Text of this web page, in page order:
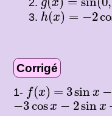
g x
h(x) = −2
h(x)= 2cos(
Corrigé
1- f(x)
f(x =
= 3sin x −
3 sin x−
−3cosx − 2sin x
− 3cosx− 2sinx+C